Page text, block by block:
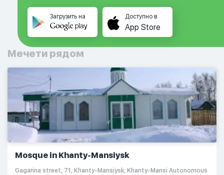
Загрузить на Доступно в
App Store
Мечети рядом
Mosque in Khanty-Mansiysk
Gagarina street, 71, Khanty-Mansiysk, Khanty-Mansi Autonomous